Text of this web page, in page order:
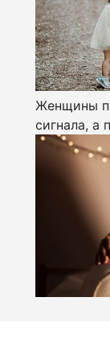
Женщины
сигнала, а